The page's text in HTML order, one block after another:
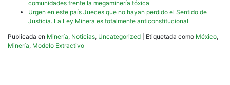
comunidades frente la megaminería tóxica
Urgen en este país Jueces que no hayan perdido el Sentido de
Justicia. La Ley Minera es totalmente anticonstitucional
Publicada en Minería, Noticias, Uncategorized Etiquetada como México,
Minería, Modelo Extractivo